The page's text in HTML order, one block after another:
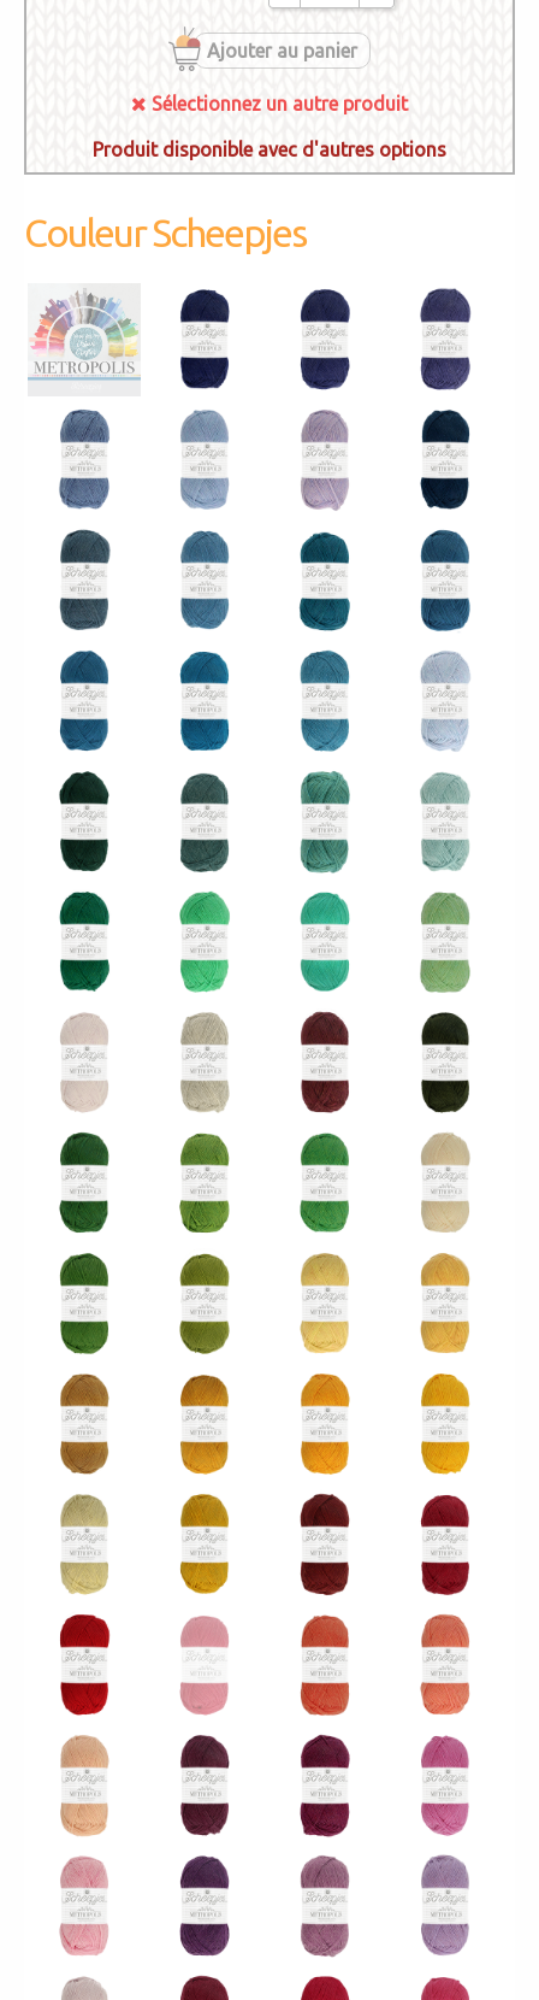
Ajouter au panier
Sélectionnez un autre produit
Produit disponible avec d'autres options
Couleur Scheepjes
Sélectionnez
001 -
Bucharest
002 - Glasgow
004 - Kabul 005 - Medan 006 - Taï Pei
007 -
Philadelphia
008 - Beirut 009 - Madrid 010 - Ankara 011 - Boston
012 - Manila
013 -
Washington
014 - Lahore 015 - Ulsan
016 - Karachi 017 - Multan 018 - Suwon
019 -
Marseille
020 -
Colombo
021 - Rangpur 022 - Pasay
023 -
Monterrey
024 - Cota 025 - Nice 041 - Rabat 026 - Depok
027 - San
Juan
028 -
Vancouver
029 - Salvador
030 -
Toulouse
031 -
Canberra
032 - Abu
Dhabi
033 - Atlanta
034 -
Alexandria
035 - Séoul 036 - Tehran 037 - Istanbul 038 - Brasov
039 - Delhi 040 - Dhaka 042 - Lagos 043 - Naples
044 - Darwin
045 - Perth
Sélectionnez
un autre
produit
046 - Leeds 047 - Dubaï
048 - Sydney 049 - Ajman 050 - Bogota
051 -
Marrakech
052 -
Bangalore
053 -
Santiago
054 -
Johannesburg
055 - Lima
056 - Almaty 057 - Milan
058 -
Bordeaux
059 -
Montréal